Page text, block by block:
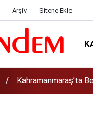
Arşiv Sitene Ekle
Uluslararası Bisiklet